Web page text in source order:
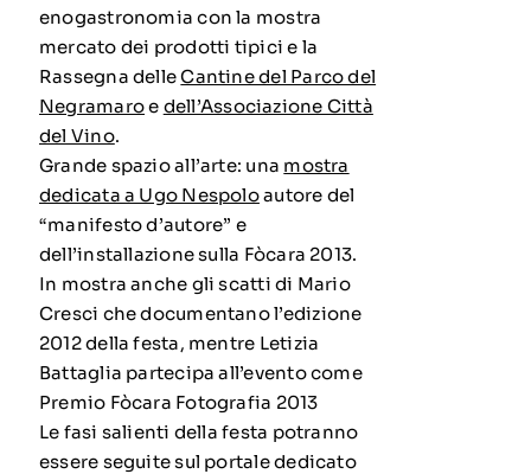
enogastronomia con la mostra
mercato dei prodotti tipici e la
Rassegna delleCantine del Parco del
Negramaroe dell’Associazione Città
del Vino.
Grande spazio all’arte: una mostra
dedicata a Ugo Nespoloautore del
“manifesto d’autore” e
dell’installazione sulla Fòcara 2013.
In mostra anche gli scatti di Mario
Cresci che documentano l’edizione
2012 della festa, mentre Letizia
Battaglia partecipa all’evento come
Premio Fòcara Fotografia 2013
Le fasi salienti della festa potranno
essere seguite sul portale dedicato